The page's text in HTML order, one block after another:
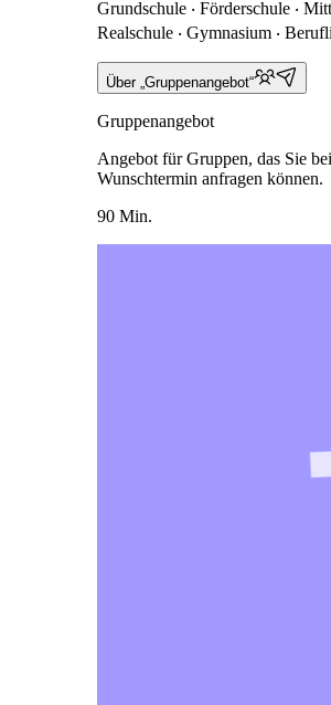
Grundschule ‧ Förderschule ‧
Realschule ‧ Gymnasium ‧
Über „Gruppenangebot“
Gruppenangebot
Angebot für Gruppen, das Sie
Wunschtermin anfragen können.
90 Min.